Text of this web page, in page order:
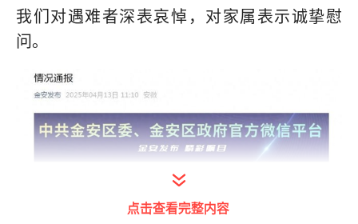
我们对遇难者深表哀悼，对家属表示诚挚慰
问。
点击查看完整内容